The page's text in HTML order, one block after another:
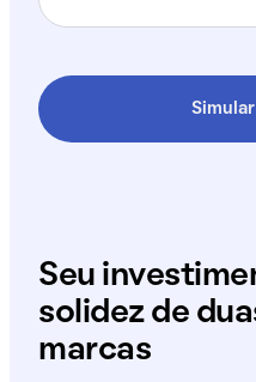
Seu
solidez de
marcas